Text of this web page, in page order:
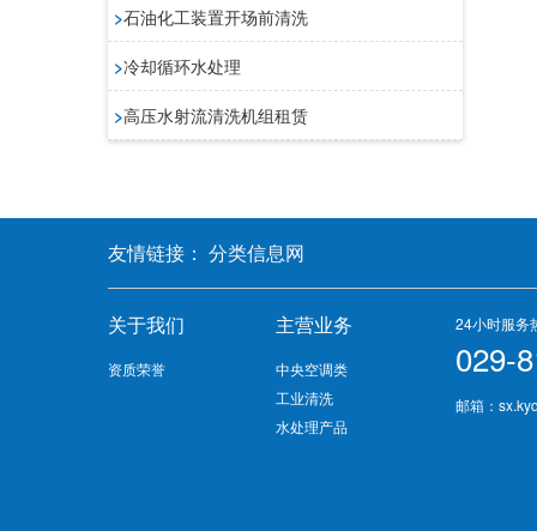
>石油化工装置开场前清洗
>冷却循环水处理
>高压水射流清洗机组租赁
友情链接： 分类信息网
关于我们
资质荣誉
主营业务
中央空调类
工业清洗
水处理产品
24小时服务
029-
邮箱：